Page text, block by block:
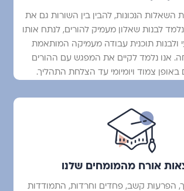
השאלות הנכונות, להבין בין השורות גם את
לבנות שאלון מעמיק להורים, לנתח אותו
ולבנות תוכנית עבודה מעמיקה המותאמת
אנו נלמד לקיים את המפגש עם ההורים
באופן צמוד ויומיומי עד הצלחת התהליך.
אורח מהמומחים שלנו
הפרעות קשב, פחדים וחרדות, התמודדות